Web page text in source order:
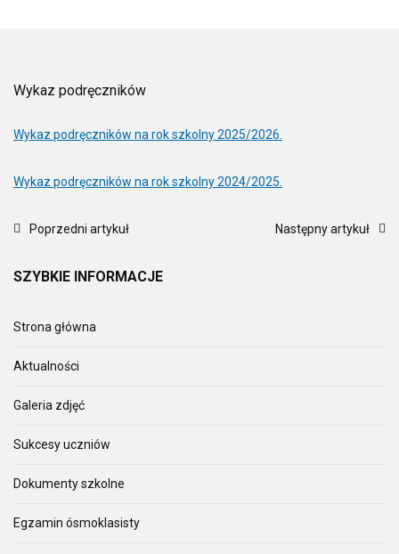
Wykaz podręczników
Wykaz podręczników na rok szkolny 2025/2026.
Wykaz podręczników na rok szkolny 2024/2025.
Poprzedni artykuł Następny artykuł
SZYBKIE INFORMACJE
Strona główna
Aktualności
Galeria zdjęć
Sukcesy uczniów
Dokumenty szkolne
Egzamin ósmoklasisty